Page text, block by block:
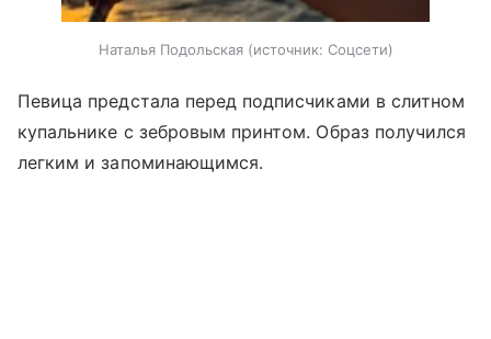
Наталья Подольская источник: Соцсети
Певица предстала перед подписчиками в слитном
купальнике с зебровым принтом. Образ получился
легким и запоминающимся.